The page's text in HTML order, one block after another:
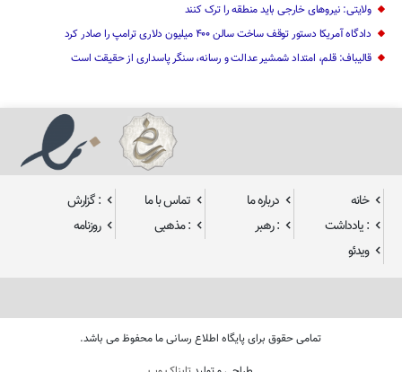
ولایتی: نیرو‌های خارجی باید منطقه را ترک کنند
دادگاه آمریکا دستور توقف ساخت سالن ۴۰۰ میلیون دلاری ترامپ را صادر کرد
قالیباف: قلم، امتداد شمشیر عدالت و رسانه، سنگر پاسداری از حقیقت است
خانه درباره ما تماس با ما
: گزارش
: یادداشت
: رهبر : مذهبی
روزنامه
ویدئو
تمامی حقوق برای پایگاه اطلاع رسانی ما محفوظ می باشد.